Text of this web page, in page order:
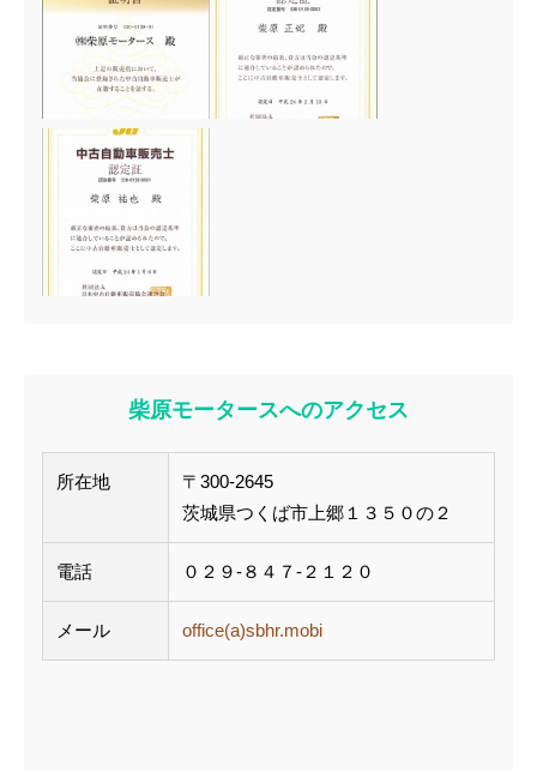
柴原モータースへのアクセス
所在地
〒300-2645
茨城県つくば市上郷１３５０の２
電話 ０２９-８４７-２１２０
メール office(a)sbhr.mobi